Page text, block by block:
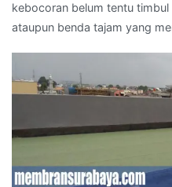
kebocoran belum tentu
ataupun benda tajam yang